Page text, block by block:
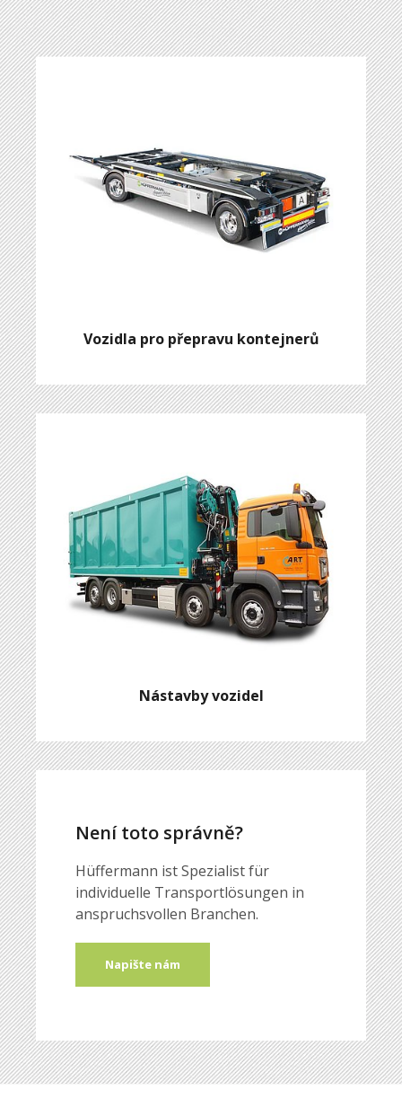
Vozidla pro přepravu kontejnerů
Nástavby vozidel
Není toto správně?
Hüffermann ist Spezialist für
individuelle Transportlösungen in
anspruchsvollen Branchen.
Napište nám